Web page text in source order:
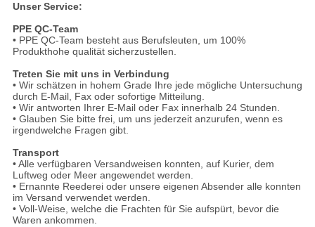
Unser Service:
PPE QC-Team
• PPE QC-Team besteht aus Berufsleuten, um 100%
Produkthohe qualität sicherzustellen.
Treten Sie mit uns in Verbindung
• Wir schätzen in hohem Grade Ihre jede mögliche Untersuchung
durch E-Mail, Fax oder sofortige Mitteilung.
• Wir antworten Ihrer E-Mail oder Fax innerhalb 24 Stunden.
• Glauben Sie bitte frei, um uns jederzeit anzurufen, wenn es
irgendwelche Fragen gibt.
Transport
• Alle verfügbaren Versandweisen konnten, auf Kurier, dem
Luftweg oder Meer angewendet werden.
• Ernannte Reederei oder unsere eigenen Absender alle konnten
im Versand verwendet werden.
• Voll-Weise, welche die Frachten für Sie aufspürt, bevor die
Waren ankommen.